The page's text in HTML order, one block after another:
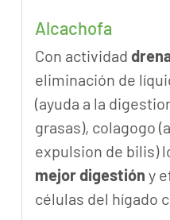
Alcachofa
Con actividad
eliminación de
(ayuda a la
grasas), colagogo
expulsion de bilis)
mejor digestión y
células del hígado